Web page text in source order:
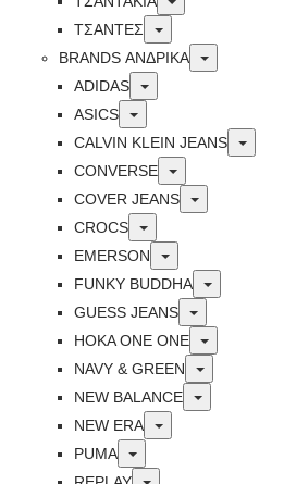
ΤΣΑΝΤΕΣ
Toggle
BRANDS ΑΝΔΡΙΚΆ
Toggle
ADIDAS
Toggle
ASICS
Toggle
CALVIN KLEIN JEANS
Toggle
CONVERSE
Toggle
COVER JEANS
Toggle
CROCS
Toggle
EMERSON
Toggle
FUNKY BUDDHA
Toggle
GUESS JEANS
Toggle
HOKA ONE ONE
Toggle
NAVY & GREEN
Toggle
NEW BALANCE
Toggle
NEW ERA
Toggle
PUMA
Toggle
Toggle